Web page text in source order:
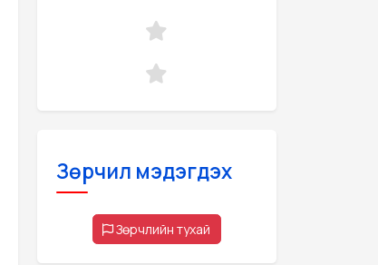
Зөрчил мэдэгдэх
Зөрчлийн тухай